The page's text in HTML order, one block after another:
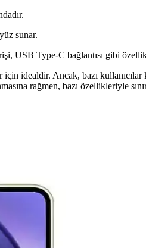
sunar.
USB Type-C bağlantısı gibi
idealdir. Ancak, bazı
rağmen, bazı özellikleriyle
Tasarım ve Özellikler
ve batarya özelliklerini detaylı